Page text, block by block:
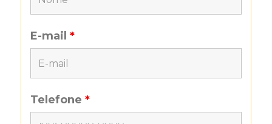
E-mail*
Telefone*